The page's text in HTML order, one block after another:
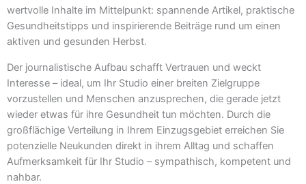
wertvolle Inhalte im Mittelpunkt: spannende Artikel, praktische
Gesundheitstipps und inspirierende Beiträge rund um einen
aktiven und gesunden Herbst.
Der journalistische Aufbau schafft Vertrauen und weckt
Interesse – ideal, um Ihr Studio einer breiten Zielgruppe
vorzustellen und Menschen anzusprechen, die gerade jetzt
wieder etwas für ihre Gesundheit tun möchten. Durch die
großflächige Verteilung in Ihrem Einzugsgebiet erreichen Sie
potenzielle Neukunden direkt in ihrem Alltag und schaffen
Aufmerksamkeit für Ihr Studio – sympathisch, kompetent und
nahbar.